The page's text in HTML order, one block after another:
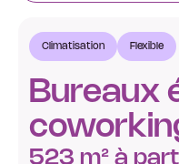
Climatisation Flexible
Bureaux
523 m² à